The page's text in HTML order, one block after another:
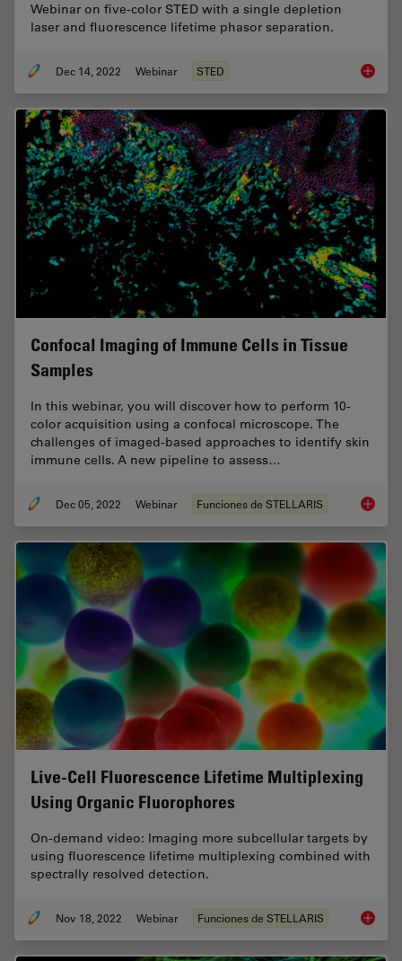
Webinar on five-color STED with a single depletion
laser and fluorescence lifetime phasor separation.
Dec 14, 2022 Webinar STED Five-
Confocal Imaging of Immune Cells in Tissue
Samples
In this webinar, you will discover how to perform 10-
color acquisition using a confocal microscope. The
challenges of imaged-based approaches to identify skin
immune cells. A new pipeline to assess…
Dec 05, 2022 Webinar Funciones de STELLARIS
Live-Cell Fluorescence Lifetime Multiplexing
Using Organic Fluorophores
On-demand video: Imaging more subcellular targets by
using fluorescence lifetime multiplexing combined with
spectrally resolved detection.
Nov 18, 2022 Webinar Funciones de STELLARIS Live-